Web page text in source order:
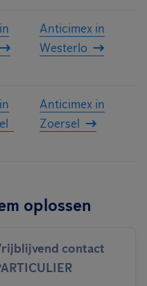
Anticimex in
Westerlo
Anticimex in
Zoersel
oplossen
contact